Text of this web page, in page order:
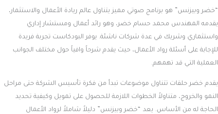
“خضر وبيزنس” هو برنامج صوتي مميز يتناول عالم ريادة الأعمال والاستثمار،
يقدمه المهندس محمد حسام خضر، وهو رائد أعمال ومستشار إداري
واستثماري وشريك في عدة شركات ناشئة. يوفر البودكاست تجربة فريدة
للإجابة على أسئلة رواد الأعمال، حيث يقدم شرحاً وافياً حول مختلف الجوانب
العملية التي قد تهمهم.
يقدم خضر حلقات تتناول موضوعات تبدأ من فكرة تأسيس الشركة حتى مراحل
النمو والخروج، متناولاً الخطوات اللازمة للحصول على تمويل وكيفية تحديد
الحاجة له من الأساس. يعد “خضر وبيزنس” دليلاً شاملاً لرواد الأعمال